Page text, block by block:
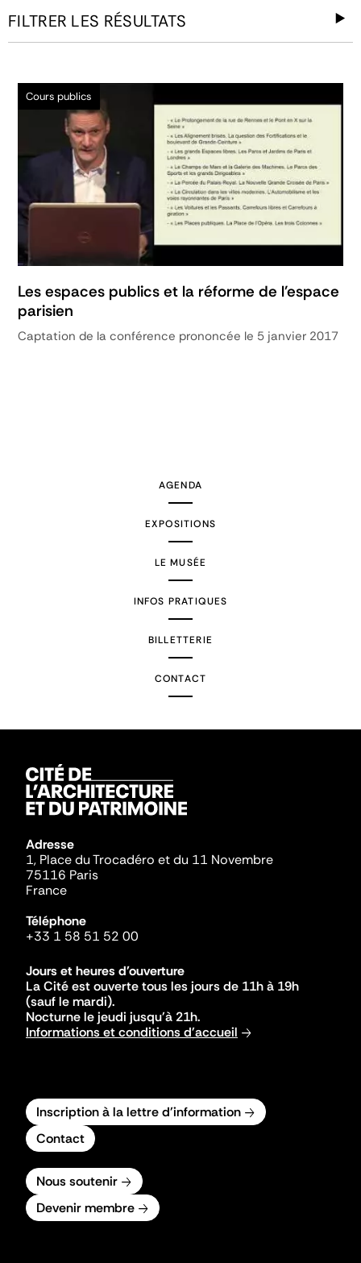
FILTRER LES RÉSULTATS
Cours publics
Les espaces publics et la réforme de l'espace
parisien
Captation de la conférence prononcée le 5 janvier 2017
AGENDA
EXPOSITIONS
LE MUSÉE
INFOS PRATIQUES
BILLETTERIE
CONTACT
Adresse
1, Place du Trocadéro et du 11 Novembre
75116 Paris
France
Téléphone
+33 1 58 51 52 00
Jours et heures d'ouverture
La Cité est ouverte tous les jours de 11h à 19h
(sauf le mardi).
Nocturne le jeudi jusqu'à 21h.
Informations et conditions d'accueil
Inscription à la lettre d'information
Contact
Nous soutenir
Devenir membre